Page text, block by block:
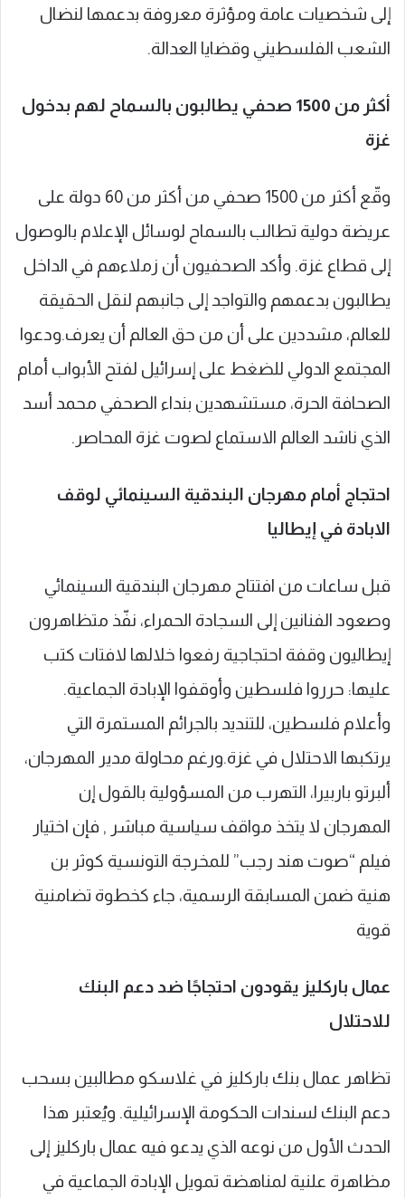
إلى شخصيات عامة ومؤثرة معروفة بدعمها لنضال
الشعب الفلسطيني وقضايا العدالة.
أكثر من 1500 صحفي يطالبون بالسماح لهم بدخول
غزة
وقّع أكثر من 1500 صحفي من أكثر من 60 دولة على
عريضة دولية تطالب بالسماح لوسائل الإعلام بالوصول
إلى قطاع غزة. وأكد الصحفيون أن زملاءهم في الداخل
يطالبون بدعمهم والتواجد إلى جانبهم لنقل الحقيقة
للعالم، مشددين على أن من حق العالم أن يعرف.ودعوا
المجتمع الدولي للضغط على إسرائيل لفتح الأبواب أمام
الصحافة الحرة، مستشهدين بنداء الصحفي محمد أسد
الذي ناشد العالم الاستماع لصوت غزة المحاصر.
احتجاج أمام مهرجان البندقية السينمائي لوقف
الابادة في إيطاليا
قبل ساعات من افتتاح مهرجان البندقية السينمائي
وصعود الفنانين إلى السجادة الحمراء، نفّذ متظاهرون
إيطاليون وقفة احتجاجية رفعوا خلالها لافتات كتب
عليها: حرروا فلسطين وأوقفوا الإبادة الجماعية.
وأعلام فلسطين، للتنديد بالجرائم المستمرة التي
يرتكبها الاحتلال في غزة.‏ورغم محاولة مدير المهرجان،
ألبرتو باربيرا، التهرب من المسؤولية بالقول إن
المهرجان لا يتخذ مواقف سياسية مباشر , فإن اختيار
فيلم “صوت هند رجب” للمخرجة التونسية كوثر بن
هنية ضمن المسابقة الرسمية، جاء كخطوة تضامنية
قوية
عمال باركليز يقودون احتجاجًا ضد دعم البنك
للاحتلال
تظاهر عمال بنك باركليز في غلاسكو مطالبين بسحب
دعم البنك لسندات الحكومة الإسرائيلية. ويُعتبر هذا
الحدث الأول من نوعه الذي يدعو فيه عمال باركليز إلى
مظاهرة علنية لمناهضة تمويل الإبادة الجماعية في